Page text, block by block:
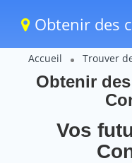
Obtenir des
Accueil Trouver
Obtenir
Vos